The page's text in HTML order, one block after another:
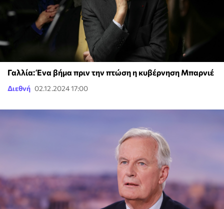
Γαλλία: Ένα βήμα πριν την πτώση η κυβέρνηση Μπαρνιέ
Διεθνή 02.12.2024 17:00